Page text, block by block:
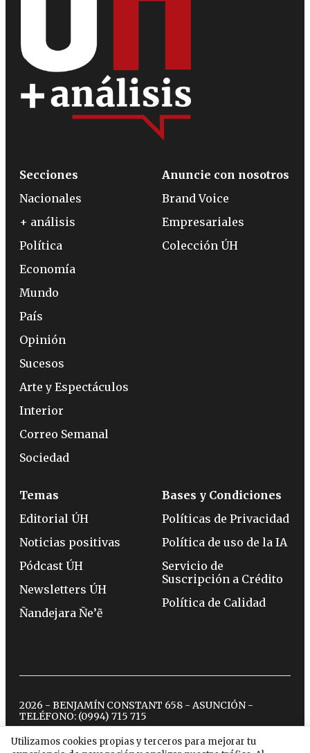
Utilizamos cookies propias y terceros para mejorar tu
Secciones
Nacionales
+ análisis
Política
Economía
Mundo
País
Opinión
Sucesos
Arte y Espectáculos
Interior
Correo Semanal
Sociedad
Anuncie con nosotros
Brand Voice
Empresariales
Colección ÚH
Temas
Editorial ÚH
Noticias positivas
Pódcast ÚH
Newsletters ÚH
Ñandejara Ñe’ẽ
Bases y Condiciones
Políticas de Privacidad
Política de uso de la IA
Servicio de
Suscripción a Crédito
Política de Calidad
2026 - BENJAMÍN CONSTANT 658 - ASUNCIÓN -
TELÉFONO: (0994) 715 715